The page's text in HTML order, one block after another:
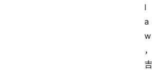
l
a
w
，
吉